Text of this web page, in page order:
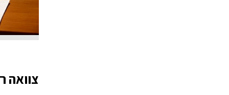
צוואה